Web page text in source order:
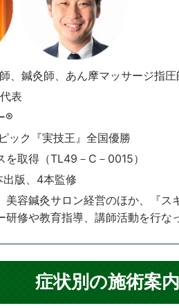
、鍼灸師、あん摩マッサージ指圧
表
®️
ック『実技王』全国優勝
を取得（TL49－C－0015）
版、4本監修
美容鍼灸サロン経営のほか、『ス
研修や教育指導、講師活動を行な
症状別の施術案